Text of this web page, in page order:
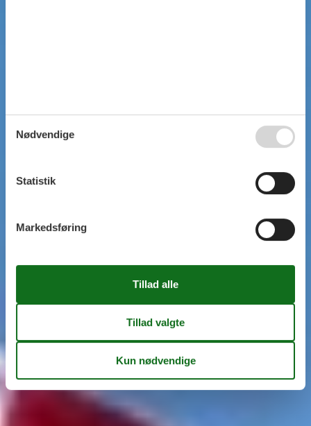
Nødvendige
Statistik
Markedsføring